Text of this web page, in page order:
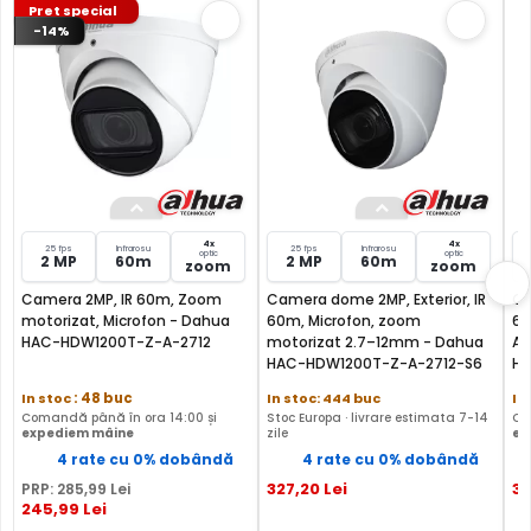
MICROFON INCLUS
Puteti supraveghea atat video, dar si audio zona
acoperita de aceasta camera, fiind dotata cu un
microfon incorporat, ajutand la identificarea unor
zgomote suspecte, fara a fi nevoie sa va deplasati in
locatia respectiva, eliminand astfel un pericol destul de
Pret special
-14%
25 fps
2 MP
Infrarosu
60m
4x
optic
zoom
Camera 2MP, IR 60m, Zoom
motorizat, Microfon - Dahua
HAC-HDW1200T-Z-A-2712
In stoc: 48 buc
Comandă până în ora 14:00 și
expediem mâine
4 rate cu 0% dobândă
PRP: 285,99 Lei
245,99 Lei
25 fps
2 MP
Infrarosu
60m
4x
optic
zoom
Camera dome 2MP, Exterior, IR
60m, Microfon, zoom
motorizat 2.7–12mm - Dahua
HAC-HDW1200T-Z-A-2712-S6
In stoc: 444 buc
Stoc Europa · livrare estimata 7-14
zile
4 rate cu 0% dobândă
327,20 Lei
In